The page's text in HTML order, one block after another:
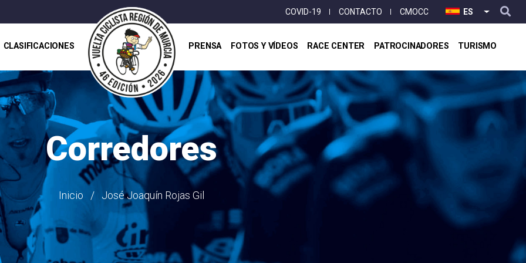
ES LISTA
User
account
COVID-19 CONTACTO CMOCC
CLASIFICACIONES PRENSA FOTOS Y VÍDEOS RACE CENTER PATROCINADORES TURISMO
Corredores
Inicio José Joaquín Rojas Gil